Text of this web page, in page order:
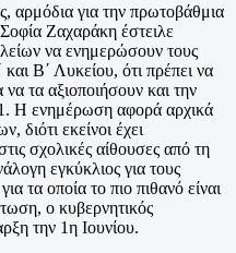
αρμόδια για την πρωτοβάθμια
Ζαχαράκη έστειλε
να ενημερώσουν τους
Β΄ Λυκείου, ότι πρέπει να
να τα αξιοποιήσουν και την
Η ενημέρωση αφορά αρχικά
διότι εκείνοι έχει
σχολικές αίθουσες από τη
εγκύκλιος για τους
τα οποία το πιο πιθανό είναι
ο κυβερνητικός
την 1η Ιουνίου.